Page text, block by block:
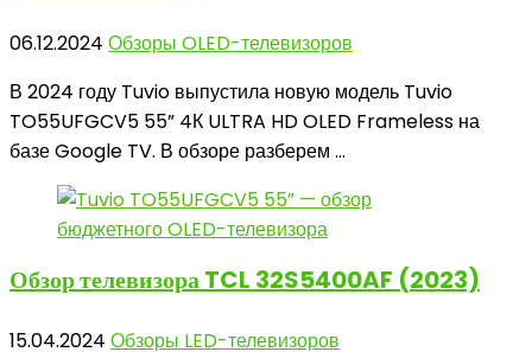
06.12.2024 Обзоры OLED-телевизоров
В 2024 году Tuvio выпустила новую модель Tuvio
TO55UFGCV5 55” 4К ULTRA HD OLED Frameless на
базе Google TV. В обзоре разберем ...
Обзор телевизораTCL 32S5400AF (2023)
15.04.2024 Обзоры LED-телевизоров